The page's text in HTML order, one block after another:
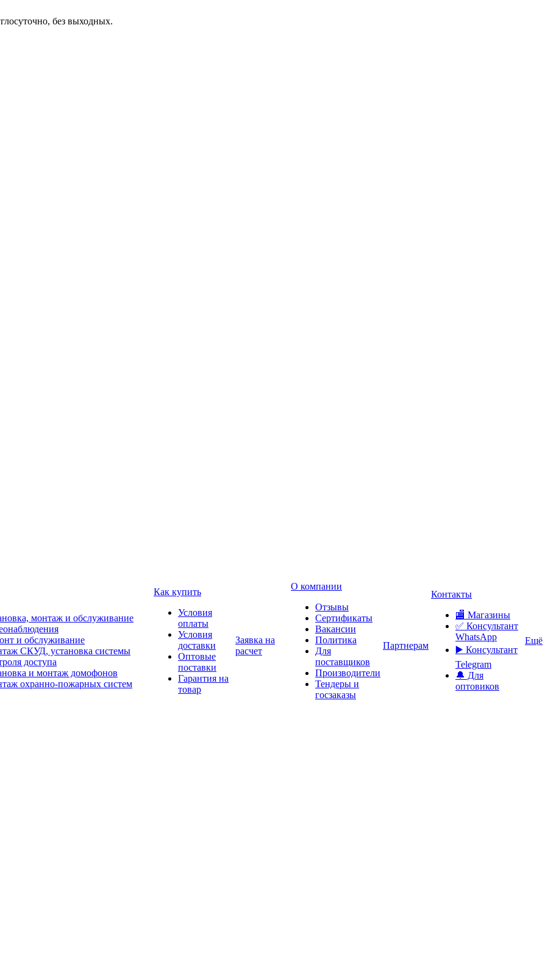
без выходных.
монтаж и обслуживание
и обслуживание
СКУД, установка системы
доступа
и монтаж домофонов
охранно-пожарных систем
Как купить
Условия
оплаты
Условия
доставки
Оптовые
поставки
Гарантия на
товар
Заявка на
расчет
О компании
Отзывы
Сертификаты
Вакансии
Политика
Для
поставщиков
Производители
Тендеры и
госзаказы
Партнерам
Контакты
🏬 Магазины
✅️ Консультант
WhatsApp
▶️ Консультант
Telegram
🔔 Для
оптовиков
Ещё